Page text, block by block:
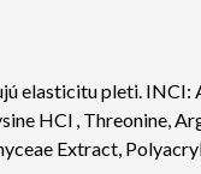
elasticitu pleti. INCI:
HCl , Threonine,
Extract,